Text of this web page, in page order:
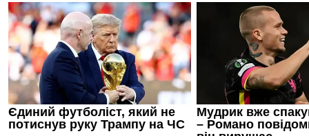
20.07.25 16:00
Збірна
частину
збірної
09.06.25 23:50
Сім'я
отримує
незабитий